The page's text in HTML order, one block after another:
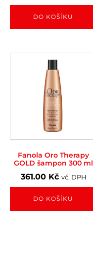
DO KOŠÍKU
Fanola Oro Therapy
GOLD šampon 300 ml
361.00 Kč vč. DPH
DO KOŠÍKU